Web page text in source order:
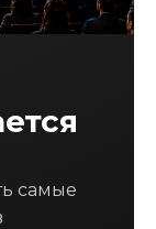
самые